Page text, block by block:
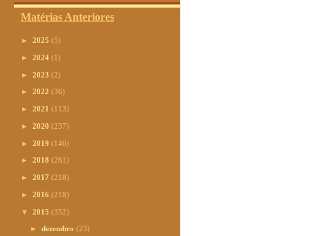
Matérias Anteriores
► 2025 (5)
► 2024 (1)
► 2023 (2)
► 2022 (36)
► 2021 (113)
► 2020 (237)
► 2019 (146)
► 2018 (261)
► 2017 (218)
► 2016 (218)
▼ 2015 (352)
►dezembro(23)